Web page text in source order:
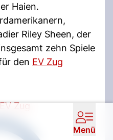
Haien.
Riley Sheen, der
zehn Spiele
den EV Zug
EV Zug
Menü